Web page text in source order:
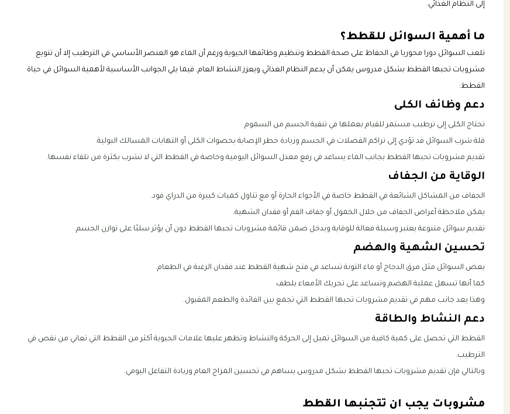
إلى النظام الغذائي.
ما أهمية السوائل للقطط؟
تلعب السوائل دورا محوريا في الحفاظ على صحة القطط وتنظيم وظائفها الحيوية ورغم أن الماء هو العنصر الأساسي في الترطيب إلا أن تنويع
مشروبات تحبها القطط بشكل مدروس يمكن أن يدعم النظام الغذائي ويعزز النشاط العام. فيما يلي الجوانب الأساسية لأهمية السوائل في حياة
القطط:
دعم وظائف الكلى
تحتاج الكلى إلى ترطيب مستمر للقيام بعملها في تنقية الجسم من السموم
قلة شرب السوائل قد تؤدي إلى تراكم الفضلات في الجسم وزيادة خطر الإصابة بحصوات الكلى أو التهابات المسالك البولية.
تقديم مشروبات تحبها القطط بجانب الماء يساعد في رفع معدل السوائل اليومية وخاصة في القطط التي لا تشرب بكثرة من تلقاء نفسها.
الوقاية من الجفاف
الجفاف من المشاكل الشائعة في القطط خاصة في الأجواء الحارة أو مع تناول كميات كبيرة من الدراي فود.
يمكن ملاحظة أعراض الجفاف من خلال الخمول أو جفاف الفم أو فقدان الشهية.
تقديم سوائل متنوعة يعتبر وسيلة فعالة للوقاية ويدخل ضمن قائمة مشروبات تحبها القطط دون أن يؤثر سلبًا على توازن الجسم.
تحسين الشهية والهضم
بعض السوائل مثل مرق الدجاج أو ماء التونة تساعد في فتح شهية القطط عند فقدان الرغبة في الطعام.
كما أنها تسهل عملية الهضم وتساعد على تحريك الأمعاء بلطف
وهذا يعد جانب مهم في تقديم مشروبات تحبها القطط التي تجمع بين الفائدة والطعم المقبول.
دعم النشاط والطاقة
القطط التي تحصل على كمية كافية من السوائل تميل إلى الحركة والنشاط وتظهر عليها علامات الحيوية أكثر من القطط التي تعاني من نقص في
الترطيب.
وبالتالي فإن تقديم مشروبات تحبها القطط بشكل مدروس يساهم في تحسين المزاج العام وزيادة التفاعل اليومي.
مشروبات يجب ان تتجنبها القطط